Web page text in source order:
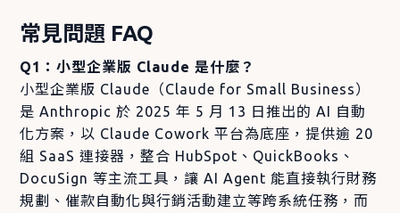
常見問題 FAQ
Q1：小型企業版 Claude 是什麼？
小型企業版 Claude（Claude for Small Business）
是 Anthropic 於 2025 年 5 月 13 日推出的 AI 自動
化方案，以 Claude Cowork 平台為底座，提供逾 20
組 SaaS 連接器，整合 HubSpot、QuickBooks、
DocuSign 等主流工具，讓 AI Agent 能直接執行財務
規劃、催款自動化與行銷活動建立等跨系統任務，而